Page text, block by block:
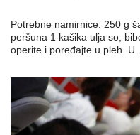
Potrebne namirnice: 250 g
peršuna 1 kašika ulja so,
operite i poređajte u pleh.